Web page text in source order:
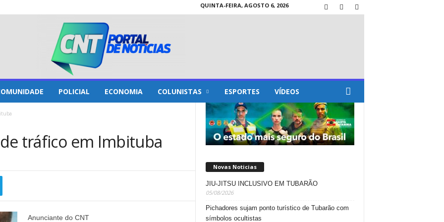
QUINTA-FEIRA, AGOSTO 6, 2026
POLICIAL ECONOMIA COLUNISTAS ESPORTES VÍDEOS
tráfico em Imbituba
Anunciante do CNT
Novas Noticias
JIU-JITSU INCLUSIVO EM TUBARÃO
05/08/2026
Pichadores sujam ponto turístico de Tubarão com
símbolos ocultistas